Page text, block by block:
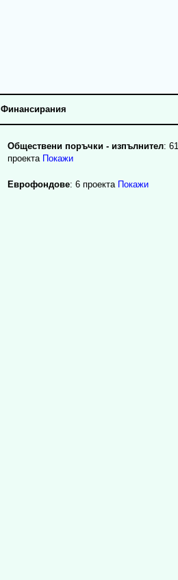
Финансирания
Обществени поръчки - изпълнител: 61
проекта Покажи
Еврофондове: 6 проекта Покажи